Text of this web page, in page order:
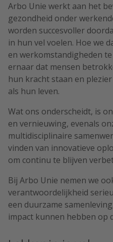
Arbo Unie werkt aan het
gezondheid onder
worden succesvoller
in hun vel voelen. Hoe we
en werkomstandigheden
ernaar dat mensen
hun kracht staan en
als hun leven.
Wat ons onderscheidt, is
en vernieuwing, evenals
multidisciplinaire
vinden van innovatieve
om continu te blijven
Bij Arbo Unie nemen we
verantwoordelijkheid
een duurzame
impact kunnen hebben op